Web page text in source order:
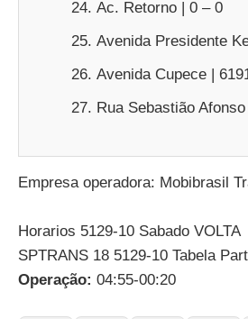
Ac. Retorno | 0 – 0
Avenida Presidente
Avenida Cupece |
Rua Sebastião
Empresa operadora: Mobibrasil
Horarios 5129-10 Sabado VOLTA
SPTRANS 18 5129-10 Tabela
Operação: 04:55-00:20